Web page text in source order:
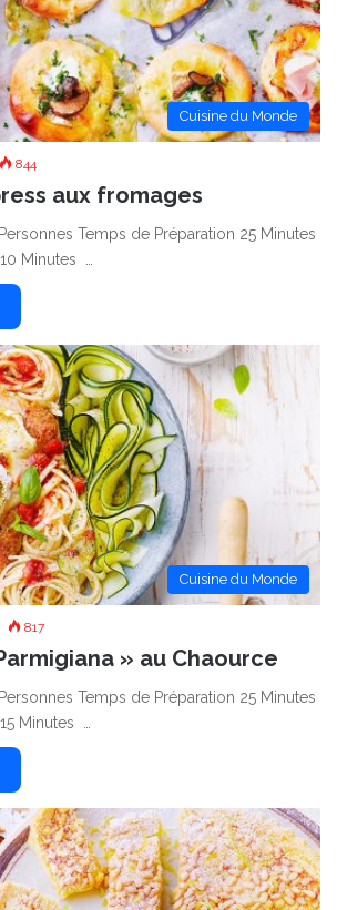
Cuisine du Monde
844
aux fromages
Temps de Préparation 25 Minutes
Minutes …
Cuisine du Monde
817
» au Chaource
Temps de Préparation 25 Minutes
Minutes …